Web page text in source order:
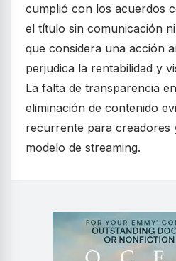
cumplió con los acuerdos
el título sin comunicación
que considera una acción
perjudica la rentabilidad y
La falta de transparencia
eliminación de contenido
recurrente para creadores
modelo de streaming.